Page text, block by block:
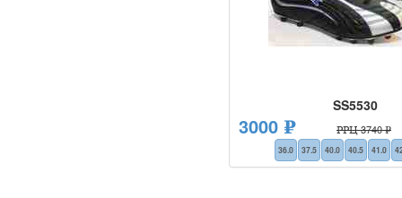
SS5530
3000 ₽ РРЦ 3740 ₽
36.0 37.5 40.0 40.5 41.0